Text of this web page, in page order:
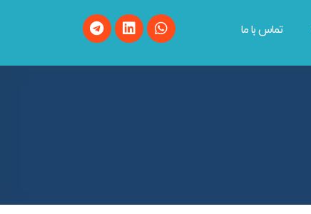
تماس با ما